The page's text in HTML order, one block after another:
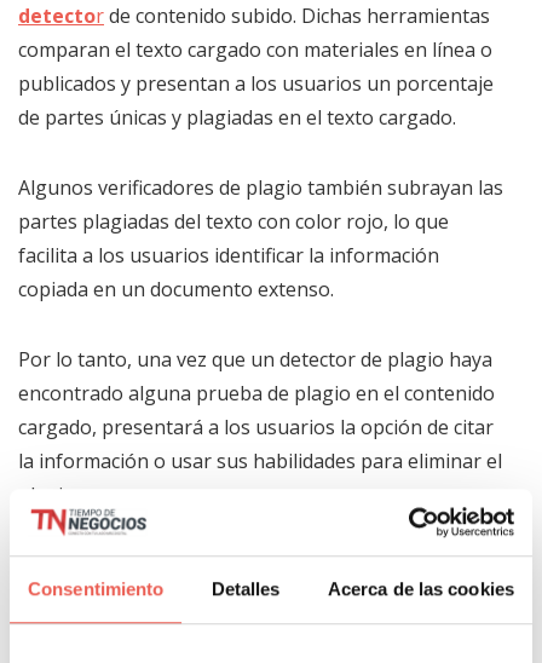
Consentimiento Detalles Acerca de las cookies
detectorde contenido subido. Dichas herramientas
comparan el texto cargado con materiales en línea o
publicados y presentan a los usuarios un porcentaje
de partes únicas y plagiadas en el texto cargado.
Algunos verificadores de plagio también subrayan las
partes plagiadas del texto con color rojo, lo que
facilita a los usuarios identificar la información
copiada en un documento extenso.
Por lo tanto, una vez que un detector de plagio haya
encontrado alguna prueba de plagio en el contenido
cargado, presentará a los usuarios la opción de citar
la información o usar sus habilidades para eliminar el
plagio.
Conclusión
El plagio es un delito académico grave. Incluye